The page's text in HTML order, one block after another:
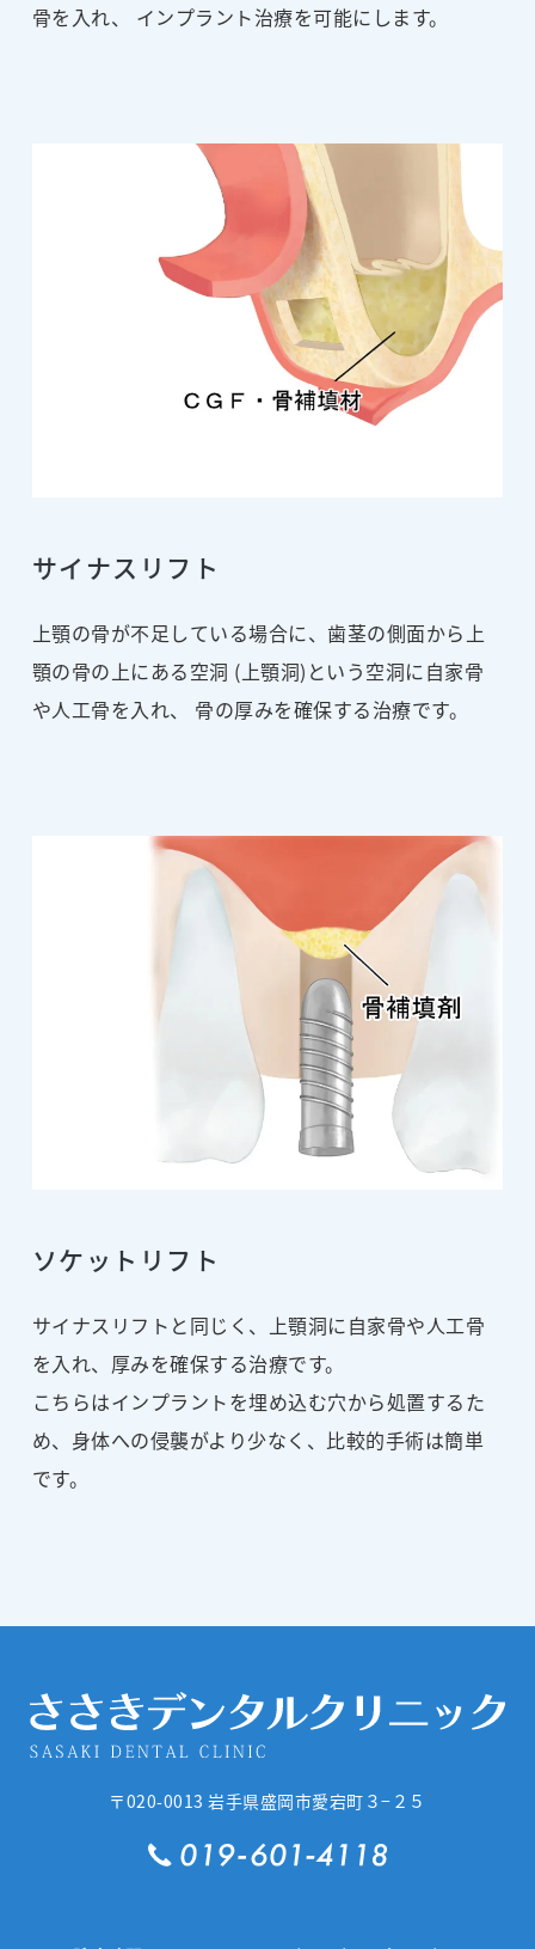
骨を入れ、 インプラント治療を可能にします。
サイナスリフト
上顎の骨が不足している場合に、歯茎の側面から上
顎の骨の上にある空洞 (上顎洞)という空洞に自家骨
や人工骨を入れ、 骨の厚みを確保する治療です。
ソケットリフト
サイナスリフトと同じく、上顎洞に自家骨や人工骨
を入れ、厚みを確保する治療です。
こちらはインプラントを埋め込む穴から処置するた
め、身体への侵襲がより少なく、比較的手術は簡単
です。
〒020-0013岩手県盛岡市愛宕町３−２５